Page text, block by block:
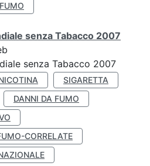
senza Tabacco 2007
senza Tabacco 2007
SIGARETTA
DANNI DA FUMO
CORRELATE